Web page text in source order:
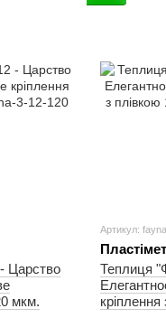
Царство
мкм.
Артикул:
Пластімет
Теплиця